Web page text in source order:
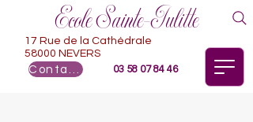
Ecole Sainte-Julitte
03 58 07 84 46
17 Rue de la Cathédrale
58000 NEVERS